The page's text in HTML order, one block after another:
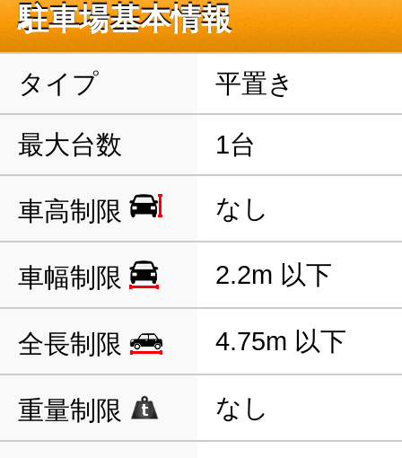
駐車場基本情報
タイプ 平置き
最大台数 1台
車高制限 なし
車幅制限 2.2m 以下
全長制限 4.75m 以下
重量制限 なし